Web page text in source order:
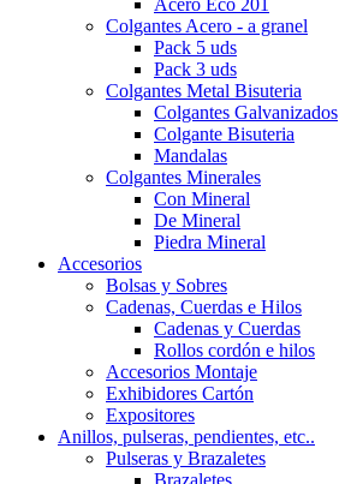
Acero Eco 201
Colgantes Acero - a granel
Pack 5 uds
Pack 3 uds
Colgantes Metal Bisuteria
Colgantes Galvanizados
Colgante Bisuteria
Mandalas
Colgantes Minerales
Con Mineral
De Mineral
Piedra Mineral
Accesorios
Bolsas y Sobres
Cadenas, Cuerdas e Hilos
Cadenas y Cuerdas
Rollos cordón e hilos
Accesorios Montaje
Exhibidores Cartón
Expositores
Anillos, pulseras, pendientes, etc..
Pulseras y Brazaletes